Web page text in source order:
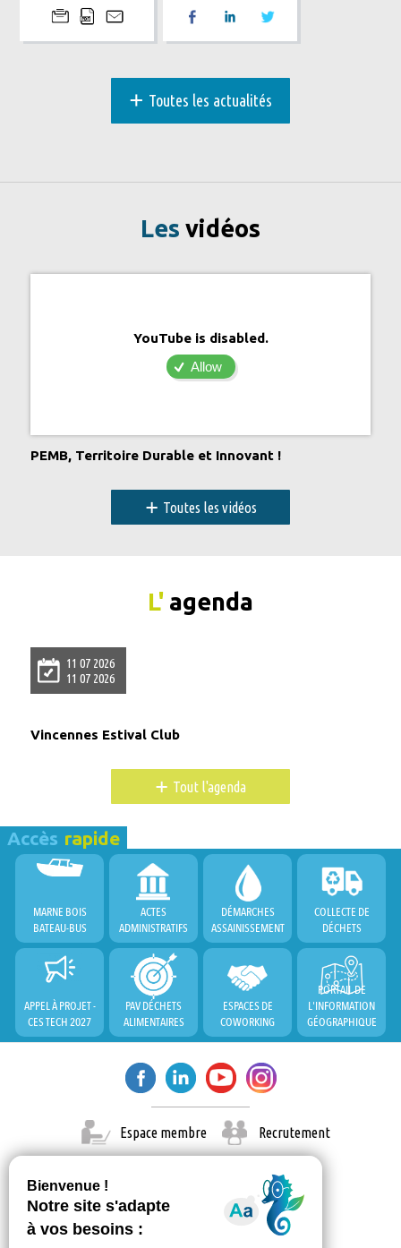
+ Toutes les actualités
Les vidéos
YouTube is disabled.
Allow
PEMB, Territoire Durable et Innovant !
+ Toutes les vidéos
L' agenda
11 07 2026
11 07 2026
Vincennes Estival Club
+ Tout l'agenda
Accès rapide
MARNE BOIS
BATEAU-BUS
ACTES
ADMINISTRATIFS
DÉMARCHES
ASSAINISSEMENT
COLLECTE DE
DÉCHETS
APPEL À PROJET -
CES TECH 2027
PAV DÉCHETS
ALIMENTAIRES
ESPACES DE
COWORKING
PORTAIL DE
L'INFORMATION
GÉOGRAPHIQUE
Espace membre Recrutement